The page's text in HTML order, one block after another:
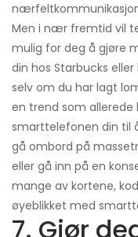
Men i nær fremtid vil
mulig for deg å gjøre
din hos Starbucks
selv om du har lagt
en trend som allerede
smarttelefonen din til
gå ombord på
eller gå inn på en
mange av kortene,
øyeblikket med
7. Gjør